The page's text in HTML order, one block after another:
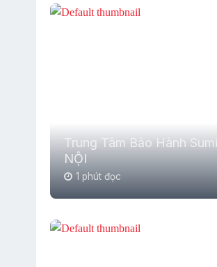
Trung Tâm Bảo Hành
NỘI
1 phút đọc